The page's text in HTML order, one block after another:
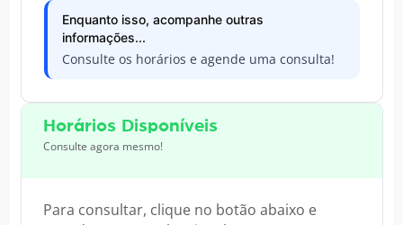
Enquanto isso, acompanhe outras
informações...
Consulte os horários e agende uma consulta!
Horários Disponíveis
Consulte agora mesmo!
Para consultar, clique no botão abaixo e